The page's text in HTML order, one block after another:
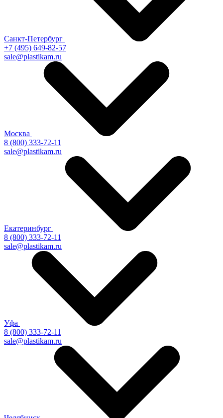
Санкт-Петербург
+7 (495) 649-82-57
sale@plastikam.ru
Москва
8 (800) 333-72-11
sale@plastikam.ru
Екатеринбург
8 (800) 333-72-11
sale@plastikam.ru
Уфа
8 (800) 333-72-11
sale@plastikam.ru